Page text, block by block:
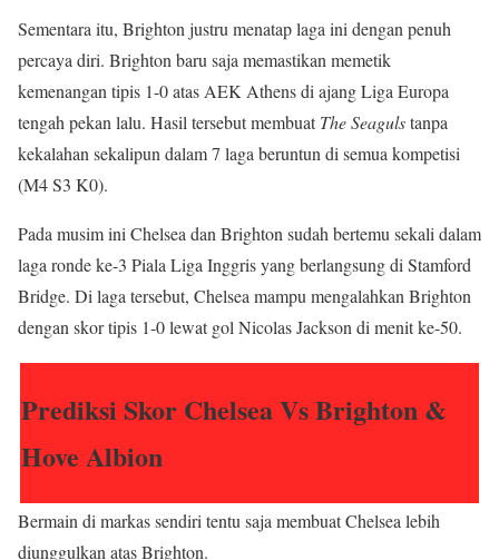
Sementara itu, Brighton justru menatap laga ini dengan penuh
percaya diri. Brighton baru saja memastikan memetik
kemenangan tipis 1-0 atas AEK Athens di ajang Liga Europa
tengah pekan lalu. Hasil tersebut membuatThe Seagulstanpa
kekalahan sekalipun dalam 7 laga beruntun di semua kompetisi
(M4 S3 K0).
Pada musim ini Chelsea dan Brighton sudah bertemu sekali dalam
laga ronde ke-3 Piala Liga Inggris yang berlangsung di Stamford
Bridge. Di laga tersebut, Chelsea mampu mengalahkan Brighton
dengan skor tipis 1-0 lewat gol Nicolas Jackson di menit ke-50.
Prediksi Skor Chelsea Vs Brighton &
Hove Albion
Bermain di markas sendiri tentu saja membuat Chelsea lebih
diunggulkan atas Brighton.